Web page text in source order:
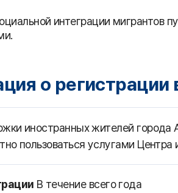
интеграции мигрантов
о регистрации
иностранных жителей города
пользоваться услугами
В течение всего года